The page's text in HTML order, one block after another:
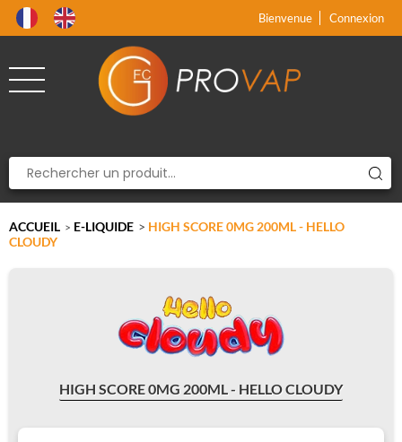
Bienvenue Connexion
ACCUEIL > E-LIQUIDE > HIGH SCORE 0MG 200ML - HELLO
CLOUDY
HIGH SCORE 0MG 200ML - HELLO CLOUDY
x
x